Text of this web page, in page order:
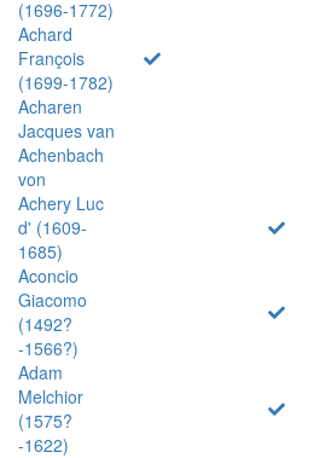
(1696-1772)
Achard
François
(1699-1782)
Acharen
Jacques van
Achenbach
von
Achery Luc
d' (1609-
1685)
Aconcio
Giacomo
(1492?
-1566?)
Adam
Melchior
(1575?
-1622)